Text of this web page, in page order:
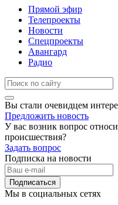
Прямой эфир
Телепроекты
Новости
Спецпроекты
Авангард
Радио
Вы стали очевидцем
Предложить новость
У вас возник вопрос
происшествия?
Задать вопрос
Подписка на новости
Подписаться
Мы в социальных сетях